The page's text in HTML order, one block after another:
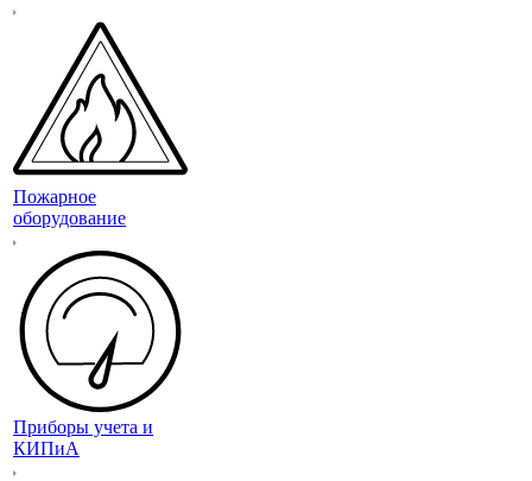
Пожарное
оборудование
Приборы учета и
КИПиА